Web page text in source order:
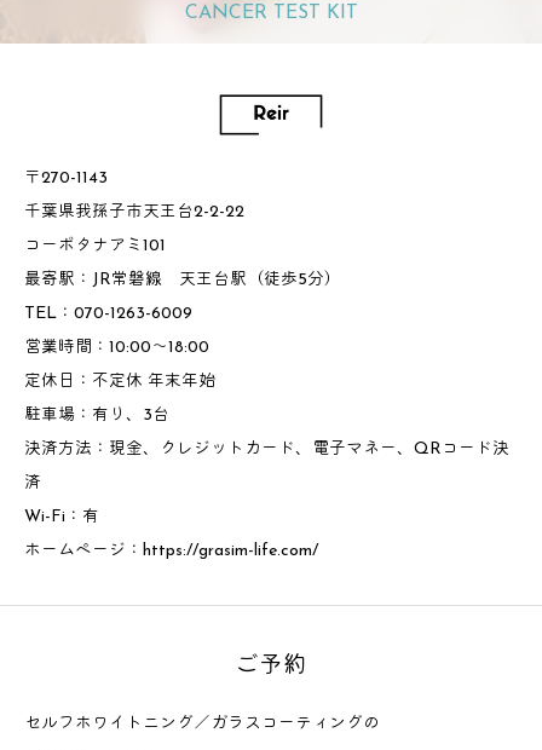
CANCER TEST KIT
〒270-1143
千葉県我孫子市天王台2-2-22
コーポタナアミ101
最寄駅：JR常磐線 天王台駅（徒歩5分）
TEL：070-1263-6009
営業時間：10:00～18:00
定休日：不定休 年末年始
駐車場：有り、3台
決済方法：現金、クレジットカード、電子マネー、QRコード決
済
Wi-Fi：有
ホームページ： https://grasim-life.com/
ご予約
セルフホワイトニング／ガラスコーティングの